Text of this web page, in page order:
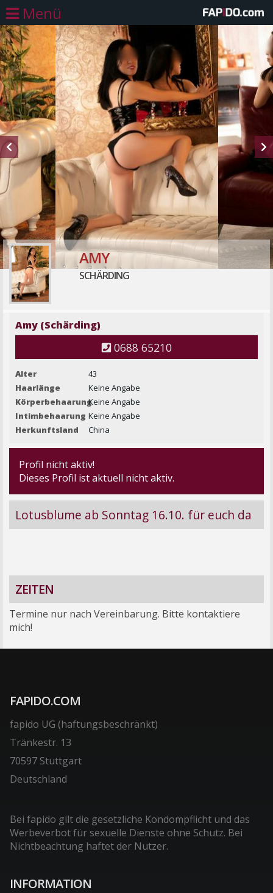
Menü
AMY
SCHÄRDING
Amy (Schärding)
0688 65210
Alter
43
Haarlänge
Keine Angabe
KörperbehaarungKeine Angabe
Intimbehaarung Keine Angabe
Herkunftsland
China
Profil nicht aktiv!
Dieses Profil ist aktuell nicht aktiv.
Lotusblume ab Sonntag 16.10. für euch da
ZEITEN
Termine nur nach Vereinbarung. Bitte kontaktiere
mich!
FAPIDO.COM
fapido UG (haftungsbeschränkt)
Tränkestr. 13
70597 Stuttgart
Deutschland
Bei fapido gilt die gesetzliche Kondompflicht und das
Werbeverbot für sexuelle Dienste ohne Schutz. Bei
Nichtbeachtung haftet der Nutzer.
INFORMATION